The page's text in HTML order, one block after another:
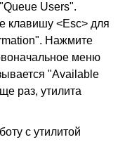
Users".
клавишу <Esc> для
Нажмите
меню
"Available
раз, утилита
с утилитой